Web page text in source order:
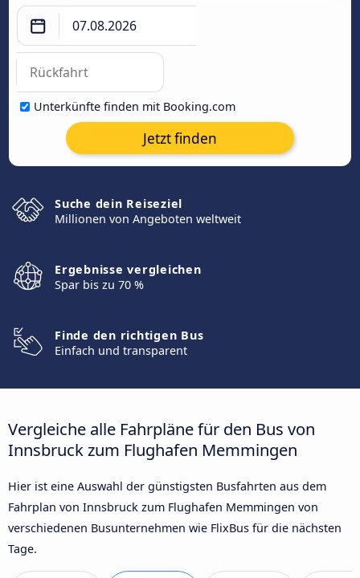
Unterkünfte finden mit Booking.com
Jetzt finden
Suche dein Reiseziel
Millionen von Angeboten weltweit
Ergebnisse vergleichen
Spar bis zu 70 %
Finde den richtigen Bus
Einfach und transparent
Vergleiche alle Fahrpläne für den Bus von
Innsbruck zum Flughafen Memmingen
Hier ist eine Auswahl der günstigsten Busfahrten aus dem
Fahrplan von Innsbruck zum Flughafen Memmingen von
verschiedenen Busunternehmen wie FlixBus für die nächsten
Tage.